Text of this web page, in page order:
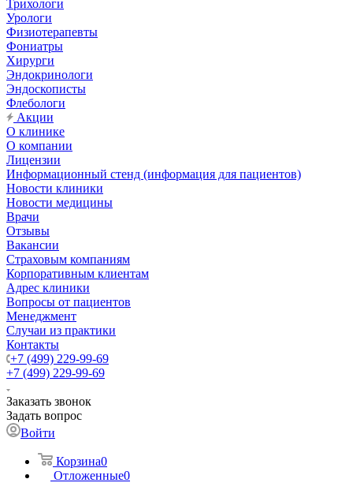
Трихологи
Урологи
Физиотерапевты
Фониатры
Хирурги
Эндокринологи
Эндоскописты
Флебологи
Акции
О клинике
О компании
Лицензии
Информационный стенд (информация для пациентов)
Новости клиники
Новости медицины
Врачи
Отзывы
Вакансии
Страховым компаниям
Корпоративным клиентам
Адрес клиники
Вопросы от пациентов
Менеджмент
Случаи из практики
Контакты
+7 (499) 229-99-69
+7 (499) 229-99-69
Заказать звонок
Задать вопрос
Войти
Корзина0
Отложенные0